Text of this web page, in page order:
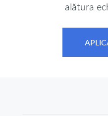
alătura